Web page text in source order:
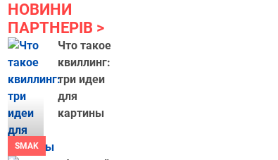
НОВИНИ
ПАРТНЕРІВ
SMAK
Что такое
квиллинг:
три идеи
для
картины